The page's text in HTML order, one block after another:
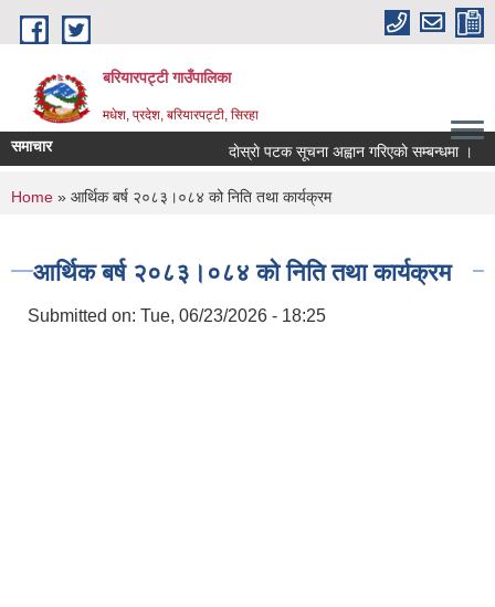
Skip to main content
बरियारपट्टी गाउँपालिका
मधेश, प्रदेश, बरियारपट्टी, सिरहा
समाचार दाेस्राे पटक सूचना अह्वान गरिएकाे सम्बन्धमा ।
You are here
Home » आर्थिक बर्ष २०८३।०८४ को निति तथा कार्यक्रम
आर्थिक बर्ष २०८३।०८४ को निति तथा कार्यक्रम
Submitted on: Tue, 06/23/2026 - 18:25